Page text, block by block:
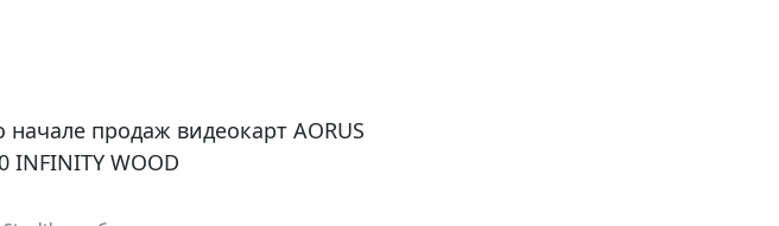
продаж видеокарт AORUS
INFINITY WOOD